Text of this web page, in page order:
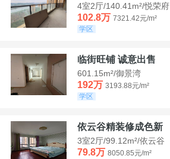
4室2厅/140.41m²/悦荣府
102.8万 7321.42元/m²
学区
临街旺铺 诚意出售
601.15m²/御景湾
192万 3193.88元/m²
学区
依云谷精装修成色新
3室2厅/99.12m²/依云谷
79.8万 8050.85元/m²